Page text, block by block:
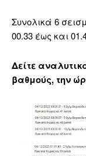
Συνολικά 6
00.33 έως και
Δείτε
βαθμούς, την